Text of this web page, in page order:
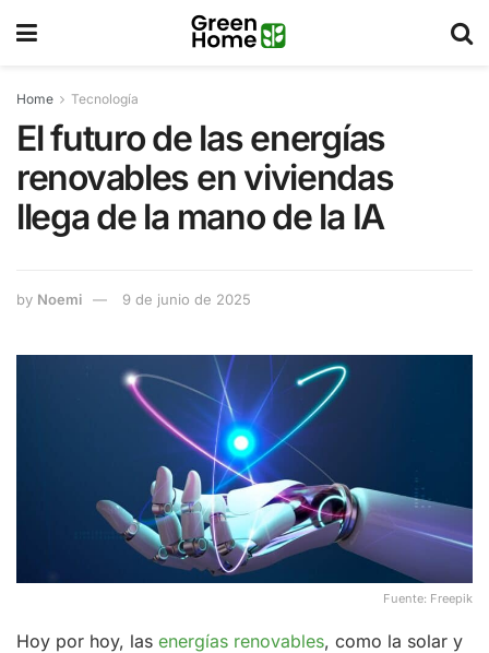
Home Tecnología
El futuro de las energías
renovables en viviendas
llega de la mano de la IA
by Noemi 9 de junio de 2025
Fuente: Freepik
Hoy por hoy, las energías renovables, como la solar y